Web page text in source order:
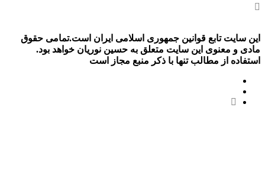
این سایت تابع قوانین جمهوری اسلامی ایران است.تمامی حقوق
مادی و معنوی این سایت متعلق به حسین نوریان خواهد بود.
استفاده از مطالب تنها با ذکر منبع مجاز است